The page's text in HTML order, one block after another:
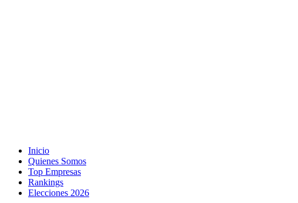
Inicio
Quienes Somos
Top Empresas
Rankings
Elecciones 2026